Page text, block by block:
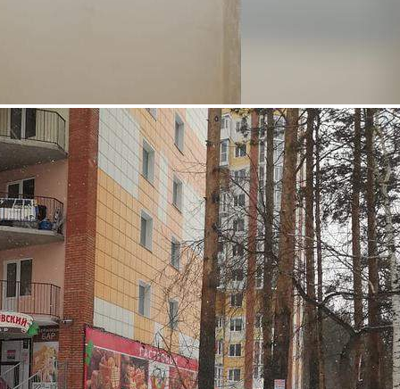
Продажа
99386 - Г. ТОМСК, ИВАНА
ЧЕРНЫХ УЛИЦА, Д.66
Томская обл
Получить контакты Посмотреть на карте
В процедуре банкротства продается нежилое помещение 202.3
кв.м. Текущее использование - Спа-салонАдрес: г. Томск, ул.
Ивана Черных, д. 66Кадастровый номер 70: 21: 0100021:
7252Состояние - хорошее Помещение расположено в большом
жилом доме, в районе с развитой инфраструктурой. Рядом
расположены жилые и коммерч...
559 (+1)
Навигация